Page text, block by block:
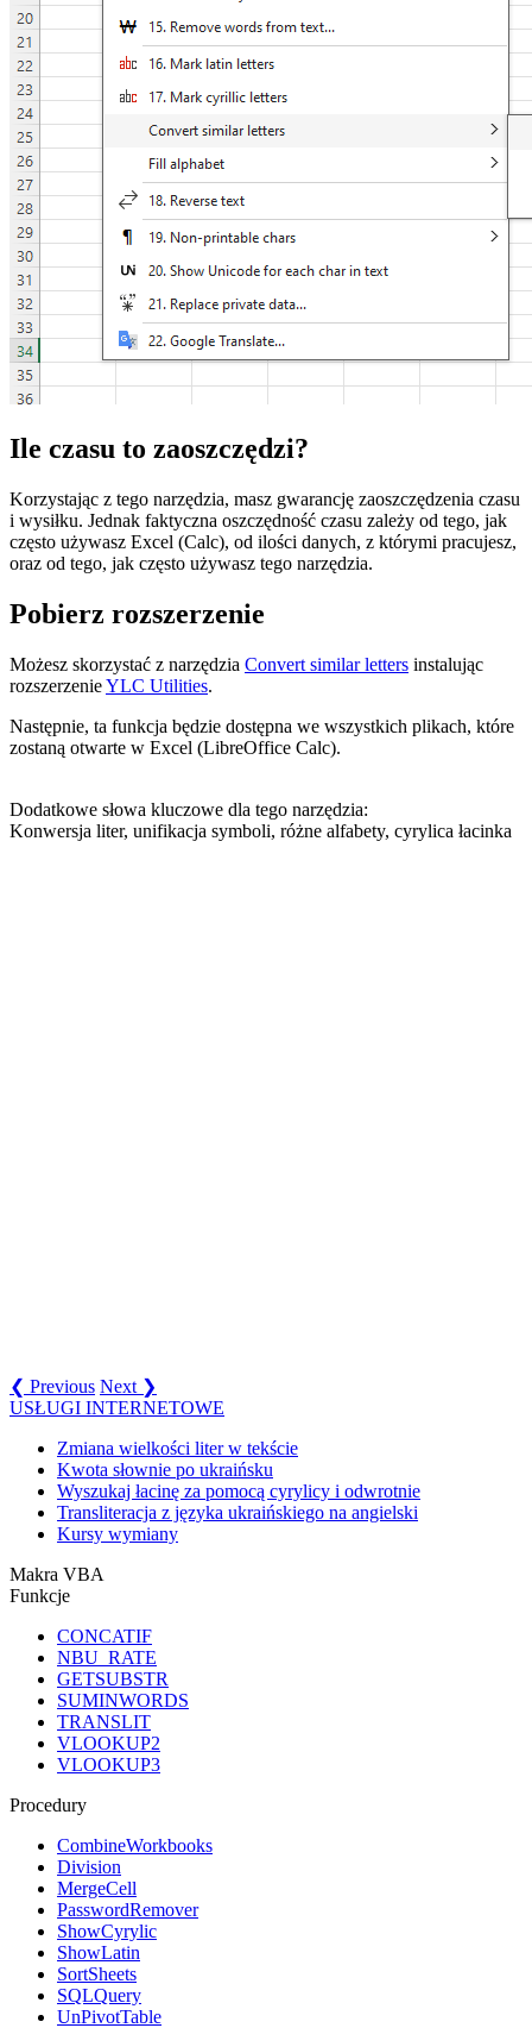
Ile czasu to zaoszczędzi?
Korzystając z tego narzędzia, masz gwarancję zaoszczędzenia czasu
i wysiłku. Jednak faktyczna oszczędność czasu zależy od tego, jak
często używasz Excel (Calc), od ilości danych, z którymi pracujesz,
oraz od tego, jak często używasz tego narzędzia.
Pobierz rozszerzenie
Możesz skorzystać z narzędzia Convert similar letters instalując
rozszerzenieYLC Utilities.
Następnie, ta funkcja będzie dostępna we wszystkich plikach, które
zostaną otwarte w Excel (LibreOffice Calc).
Dodatkowe słowa kluczowe dla tego narzędzia:
Konwersja liter, unifikacja symboli, różne alfabety, cyrylica łacinka
❮ Previous Next ❯
USŁUGI INTERNETOWE
Zmiana wielkości liter w tekście
Kwota słownie po ukraińsku
Wyszukaj łacinę za pomocą cyrylicy i odwrotnie
Transliteracja z języka ukraińskiego na angielski
Kursy wymiany
Makra VBA
Funkcje
CONCATIF
NBU_RATE
GETSUBSTR
SUMINWORDS
TRANSLIT
VLOOKUP2
VLOOKUP3
Procedury
CombineWorkbooks
Division
MergeCell
PasswordRemover
ShowCyrylic
ShowLatin
SortSheets
SQLQuery
UnPivotTable